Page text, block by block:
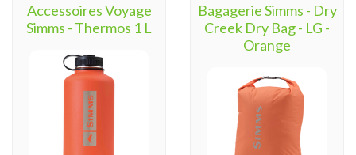
Accessoires Voyage
Simms - Thermos 1 L
Bagagerie Simms - Dry
Creek Dry Bag - LG -
Orange